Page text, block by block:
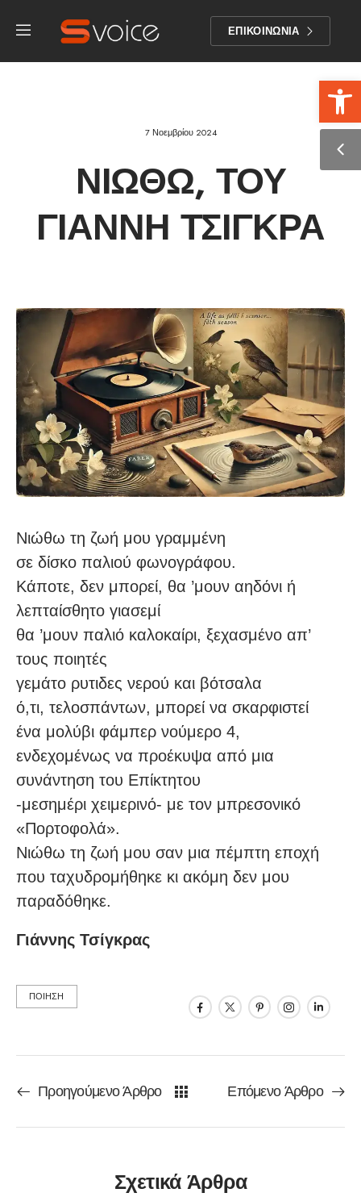
ΕΠΙΚΟΙΝΩΝΙΑ
7 Νοεμβρίου 2024
ΝΙΏΘΩ, ΤΟΥ
ΓΙΆΝΝΗ ΤΣΊΓΚΡΑ
Νιώθω τη ζωή μου γραμμένη
σε δίσκο παλιού φωνογράφου.
Κάποτε, δεν μπορεί, θα ’μουν αηδόνι ή
λεπταίσθητο γιασεμί
θα ’μουν παλιό καλοκαίρι, ξεχασμένο απ’
τους ποιητές
γεμάτο ρυτιδες νερού και βότσαλα
ό,τι, τελοσπάντων, μπορεί να σκαρφιστεί
ένα μολύβι φάμπερ νούμερο 4,
ενδεχομένως να προέκυψα από μια
συνάντηση του Επίκτητου
-μεσημέρι χειμερινό- με τον μπρεσονικό
«Πορτοφολά».
Nιώθω τη ζωή μου σαν μια πέμπτη εποχή
που ταχυδρομήθηκε κι ακόμη δεν μου
παραδόθηκε.
Γιάννης Τσίγκρας
ΠΟΙΗΣΗ
Προηγούμενο Άρθρο Επόμενο Άρθρο
Σχετικά Άρθρα